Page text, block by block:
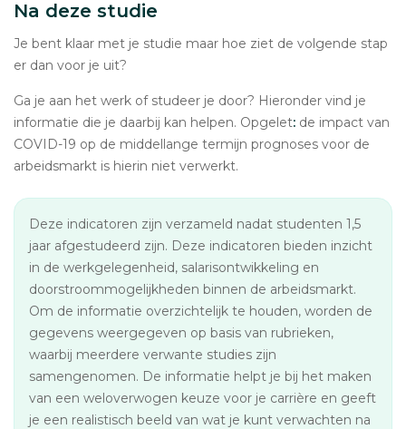
Na deze studie
Je bent klaar met je studie maar hoe ziet de volgende stap
er dan voor je uit?
Ga je aan het werk of studeer je door? Hieronder vind je
informatie die je daarbij kan helpen. Opgelet: de impact van
COVID-19 op de middellange termijn prognoses voor de
arbeidsmarkt is hierin niet verwerkt.
Deze indicatoren zijn verzameld nadat studenten 1,5
jaar afgestudeerd zijn. Deze indicatoren bieden inzicht
in de werkgelegenheid, salarisontwikkeling en
doorstroommogelijkheden binnen de arbeidsmarkt.
Om de informatie overzichtelijk te houden, worden de
gegevens weergegeven op basis van rubrieken,
waarbij meerdere verwante studies zijn
samengenomen. De informatie helpt je bij het maken
van een weloverwogen keuze voor je carrière en geeft
je een realistisch beeld van wat je kunt verwachten na